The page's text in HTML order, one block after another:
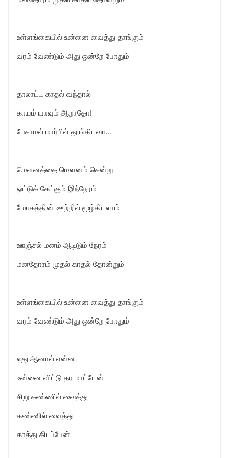
உள்ளங்கையில் உன்னை வைத்து தாங்கும்
வரம் வேண்டும் அது ஒன்றே போதும்
தாலாட்ட காதல் வந்தால்
காயம் யாவும் ஆறாதோ!
பேசாமல் மார்பில் தூங்கிடவா…
மெளனத்தை மெளனம் சென்று
ஒட்டுக் கேட்கும் இந்நேரம்
மோகத்தின் ஊற்றில் மூழ்கிடலாம்
ஊஞ்சல் மனம் ஆடிடும் நேரம்
மனதோரம் முதல் காதல் தோன்றும்
உள்ளங்கையில் உன்னை வைத்து தாங்கும்
வரம் வேண்டும் அது ஒன்றே போதும்
எது ஆனால் என்ன
உன்னை விட்டு தர மாட்டேன்
சிறு கண்ணில் வைத்து
கண்ணில் வைத்து
காத்து கிடப்பேன்